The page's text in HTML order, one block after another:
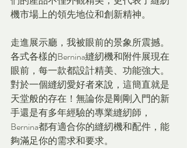
機市場上的領先地位和創新精神。
走進展示廳，我被眼前的景象所震撼。
各式各樣的Bernina縫紉機和附件展現在
眼前，每一款都設計精美、功能強大。
對於一個縫紉愛好者來說，這簡直就是
天堂般的存在！無論你是剛剛入門的新
手還是有多年經驗的專業縫紉師，
Bernina都有適合你的縫紉機和配件，能
夠滿足你的需求和要求。